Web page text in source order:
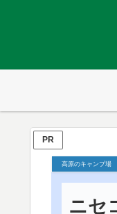
PR
高原のキャンプ場
ニセ